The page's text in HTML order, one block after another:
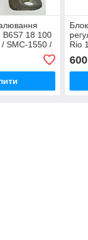
B6S7 18 100
SMC-1550 /
Rio
600